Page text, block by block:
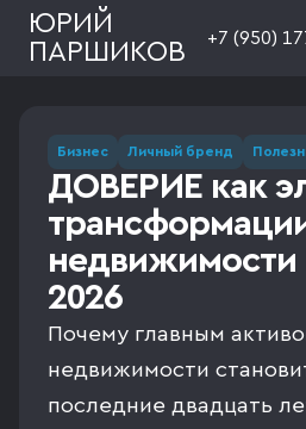
ЮРИЙ
ПАРШИКОВ
+7 (950)
Бизнес Личный бренд
ДОВЕРИЕ как
недвижимости
2026
Почему главным
недвижимости
последние двадцать